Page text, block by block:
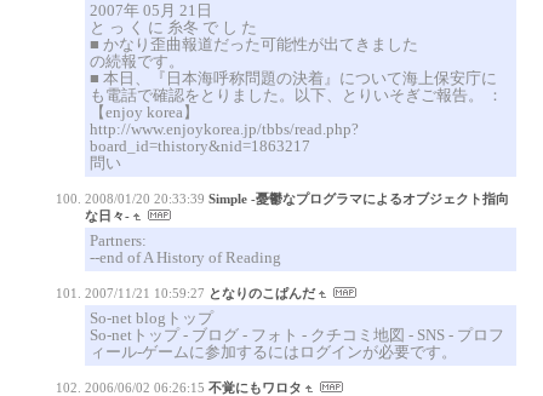
2007年 05月 21日
と っ く に 糸冬 で し た
■ かなり歪曲報道だった可能性が出てきました
の続報です。
■ 本日、『日本海呼称問題の決着』について海上保安庁に
も電話で確認をとりました。以下、とりいそぎご報告。 ：
【enjoy korea】
http://www.enjoykorea.jp/tbbs/read.php?
board_id=thistory&nid=1863217
問い
2008/01/20 20:33:39 Simple -憂鬱なプログラマによるオブジェクト指向
な日々-
Partners:
--end of A History of Reading
2007/11/21 10:59:27 となりのこぱんだ
So-net blogトップ
So-netトップ - ブログ - フォト - クチコミ地図 - SNS - プロフ
ィール-ゲームに参加するにはログインが必要です。
2006/06/02 06:26:15 不覚にもワロタ